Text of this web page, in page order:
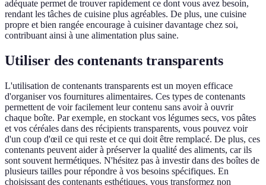
adéquate permet de trouver rapidement ce dont vous avez besoin,
rendant les tâches de cuisine plus agréables. De plus, une cuisine
propre et bien rangée encourage à cuisiner davantage chez soi,
contribuant ainsi à une alimentation plus saine.
Utiliser des contenants transparents
L'utilisation de contenants transparents est un moyen efficace
d'organiser vos fournitures alimentaires. Ces types de contenants
permettent de voir facilement leur contenu sans avoir à ouvrir
chaque boîte. Par exemple, en stockant vos légumes secs, vos pâtes
et vos céréales dans des récipients transparents, vous pouvez voir
d'un coup d'œil ce qui reste et ce qui doit être remplacé. De plus, ces
contenants peuvent aider à préserver la qualité des aliments, car ils
sont souvent hermétiques. N'hésitez pas à investir dans des boîtes de
plusieurs tailles pour répondre à vos besoins spécifiques. En
choisissant des contenants esthétiques, vous transformez non